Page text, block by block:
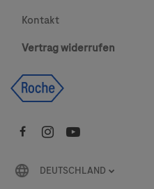
Kontakt
Vertrag widerrufen
DEUTSCHLAND